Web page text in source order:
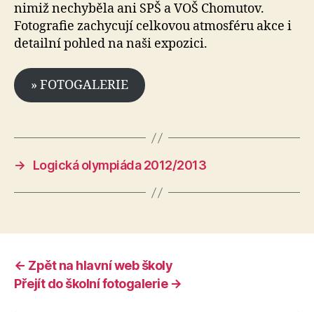
nimiž nechyběla ani SPŠ a VOŠ Chomutov.
Fotografie zachycují celkovou atmosféru akce i
detailní pohled na naši expozici.
» FOTOGALERIE
→ Logická olympiáda 2012/2013
← Zpět na hlavní web školy
Přejít do školní fotogalerie →